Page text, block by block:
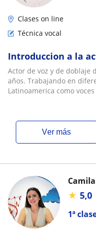
Clases on line
Técnica vocal
Introduccion a la
Actor de voz y de doblaje
años. Trabajando en
Latinoamerica como voces
ver más
1ª
Camila
★ 5,0